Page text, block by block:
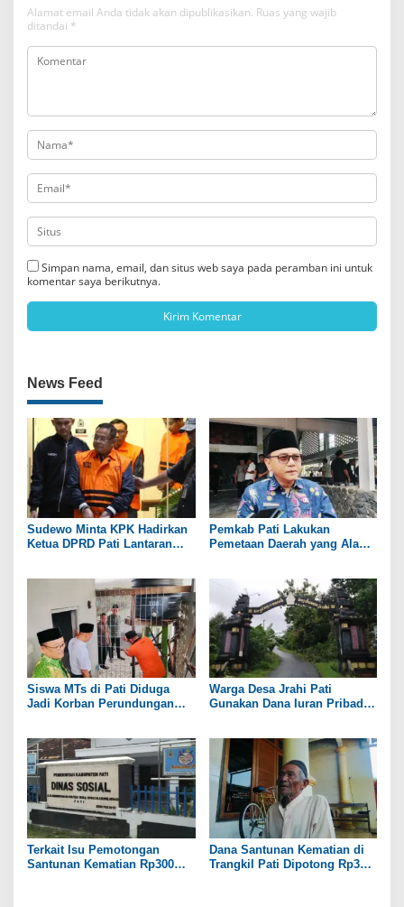
Alamat email Anda tidak akan dipublikasikan. Ruas yang wajib
ditandai *
Simpan nama, email, dan situs web saya pada peramban ini untuk
komentar saya berikutnya.
News Feed
Sudewo Minta KPK Hadirkan
Ketua DPRD Pati Lantaran
Pemkab Pati Lakukan
Pemetaan Daerah yang Alami
Siswa MTs di Pati Diduga
Jadi Korban Perundungan
Warga Desa Jrahi Pati
Gunakan Dana Iuran Pribadi
Terkait Isu Pemotongan
Santunan Kematian Rp300
Dana Santunan Kematian di
Trangkil Pati Dipotong Rp300